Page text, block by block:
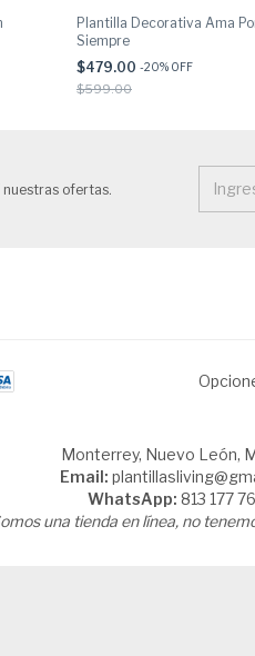
Plantilla Decorativa Ama
Siempre
$479.00 -20% OFF
$599.00
ofertas.
Monterrey, Nuevo León,
Email:
WhatsApp: 813 177
una tienda en línea, no